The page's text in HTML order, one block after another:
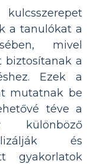
a tanulókat a
mivel
biztosítanak a
Ezek a
mutatnak be
téve a
különböző
és
gyakorlatok